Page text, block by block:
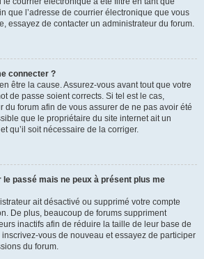
que l’adresse de courrier électronique que vous
essayez de contacter un administrateur du forum.
connecter ?
être la cause. Assurez-vous avant tout que votre
de passe soient corrects. Si tel est le cas,
du forum afin de vous assurer de ne pas avoir été
que le propriétaire du site internet ait un
qu’il soit nécessaire de la corriger.
le passé mais ne peux à présent plus me
ait désactivé ou supprimé votre compte
De plus, beaucoup de forums suppriment
inactifs afin de réduire la taille de leur base de
vous de nouveau et essayez de participer
du forum.